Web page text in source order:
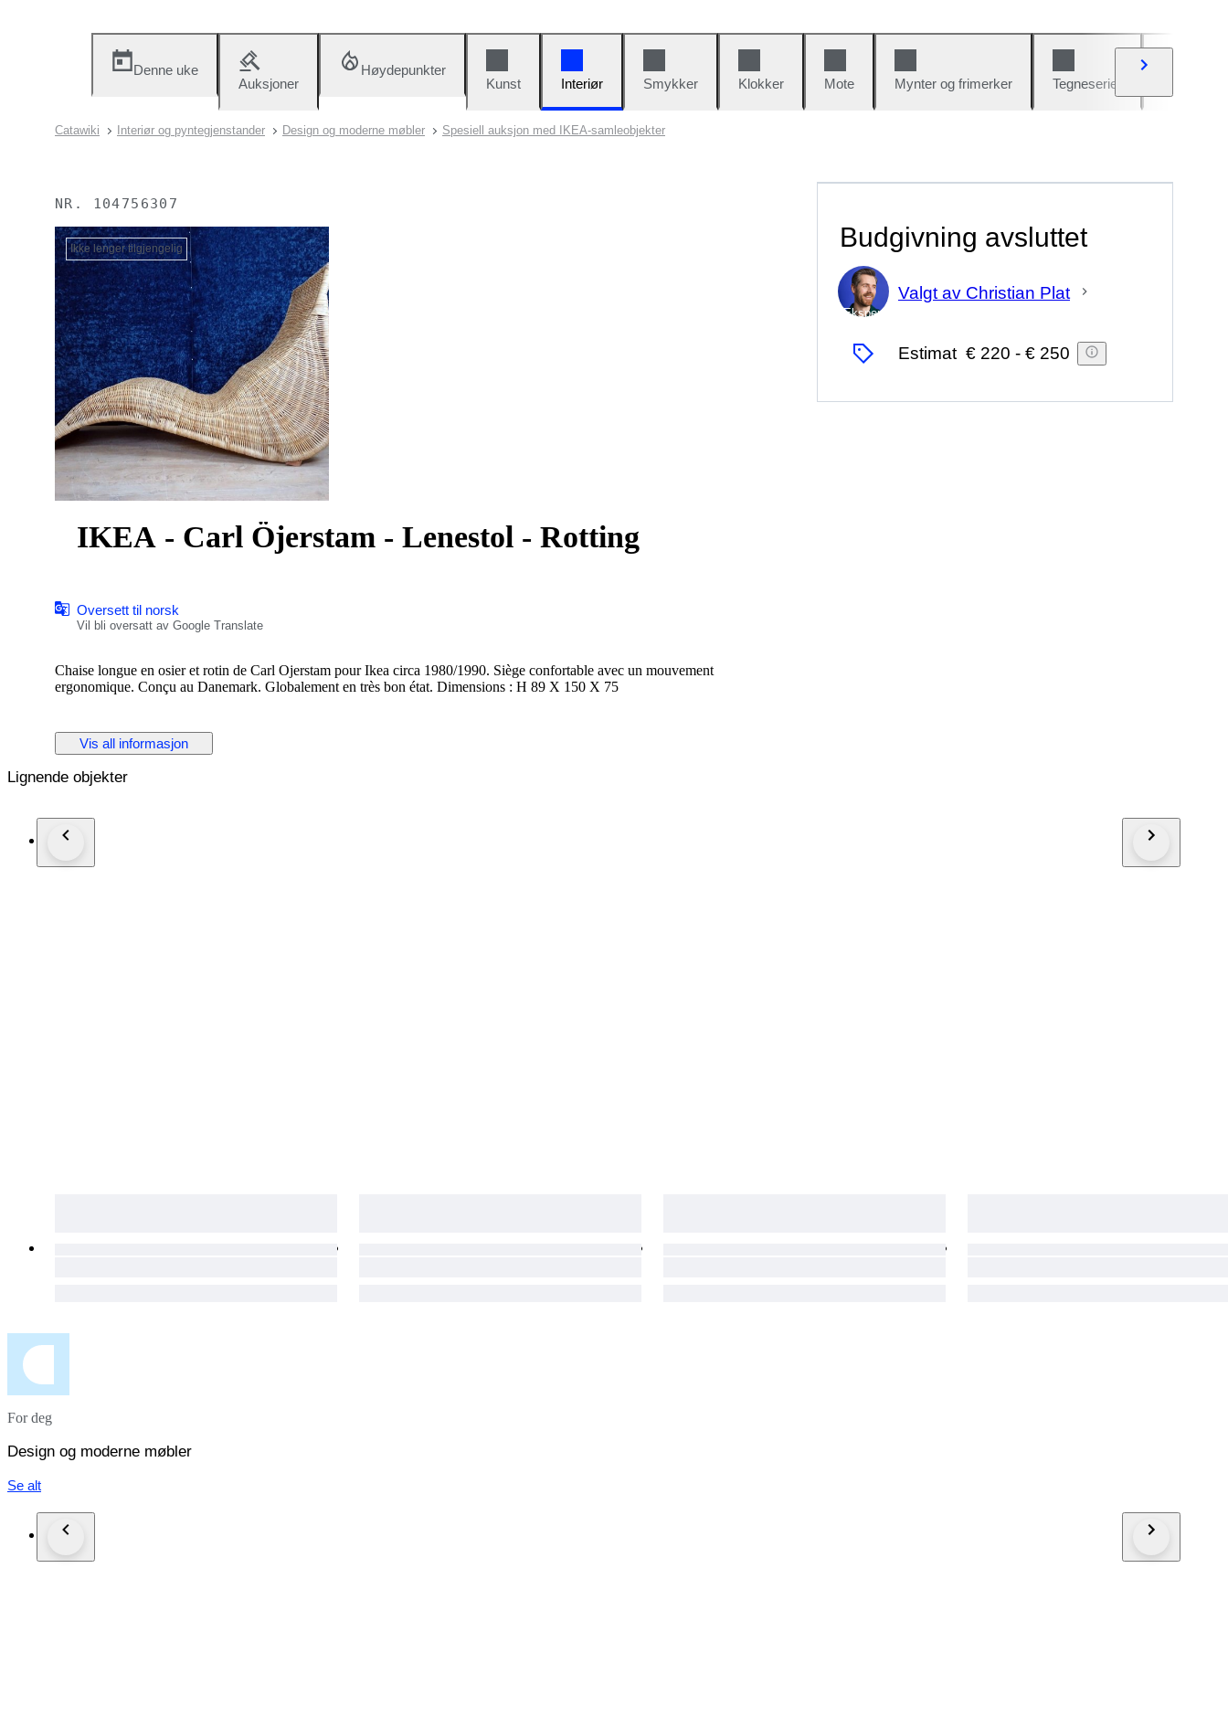
Denne uke
Auksjoner
Høydepunkter
Kunst
Interiør Smykker Klokker Mote Mynter og frimerker Tegneserier
Catawiki Interiør og pyntegjenstander Design og moderne møbler Spesiell auksjon med IKEA-samleobjekter
NR. 104756307
Ikke lenger tilgjengelig
IKEA - Carl Öjerstam - Lenestol - Rotting
Oversett til norsk
Vil bli oversatt av Google Translate
Chaise longue en osier et rotin de Carl Ojerstam pour Ikea circa 1980/1990. Siège confortable avec un mouvement
ergonomique. Conçu au Danemark. Globalement en très bon état. Dimensions : H 89 X 150 X 75
Vis all informasjon
Budgivning avsluttet
Ekspert
Valgt av Christian Plat
Estimat € 220 - € 250
Lignende objekter
For deg
Design og moderne møbler
Se alt